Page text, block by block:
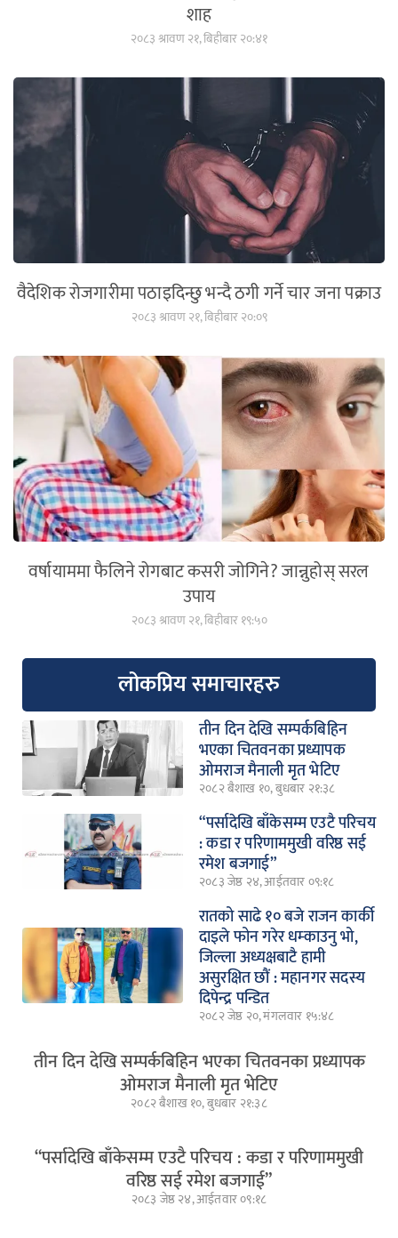
शाह
२०८३ श्रावण २१, बिहीबार २०:४१
वैदेशिक रोजगारीमा पठाइदिन्छु भन्दै ठगी गर्ने चार जना पक्राउ
२०८३ श्रावण २१, बिहीबार २०:०९
वर्षायाममा फैलिने रोगबाट कसरी जोगिने? जान्नुहोस् सरल
उपाय
२०८३ श्रावण २१, बिहीबार १९:५०
लोकप्रिय समाचारहरु
तीन दिन देखि सम्पर्कबिहिन
भएका चितवनका प्रध्यापक
ओमराज मैनाली मृत भेटिए
२०८२ बैशाख १०, बुधबार २१:३८
“पर्सादेखि बाँकेसम्म एउटै परिचय
: कडा र परिणाममुखी वरिष्ठ सई
रमेश बजगाई”
२०८३ जेष्ठ २४, आईतवार ०९:१८
रातको साढे १० बजे राजन कार्की
दाइले फोन गरेर धम्काउनु भो,
जिल्ला अध्यक्षबाटै हामी
असुरक्षित छौं : महानगर सदस्य
दिपेन्द्र पन्डित
२०८२ जेष्ठ २०, मंगलवार १५:४८
तीन दिन देखि सम्पर्कबिहिन भएका चितवनका प्रध्यापक
ओमराज मैनाली मृत भेटिए
२०८२ बैशाख १०, बुधबार २१:३८
“पर्सादेखि बाँकेसम्म एउटै परिचय : कडा र परिणाममुखी
वरिष्ठ सई रमेश बजगाई”
२०८३ जेष्ठ २४, आईतवार ०९:१८